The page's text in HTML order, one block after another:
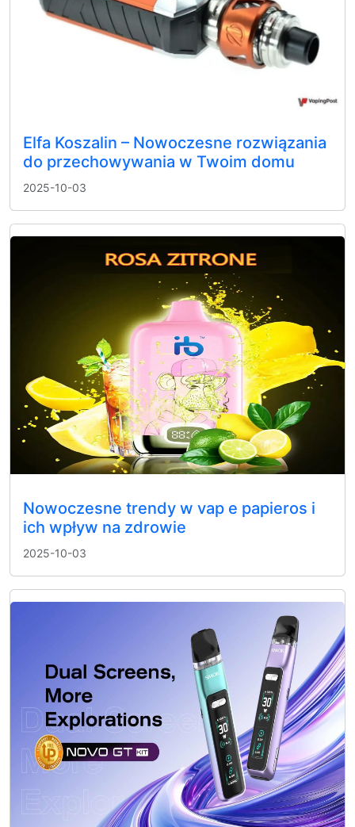
Elfa Koszalin – Nowoczesne rozwiązania
do przechowywania w Twoim domu
2025-10-03
Nowoczesne trendy w vap e papieros i
ich wpływ na zdrowie
2025-10-03